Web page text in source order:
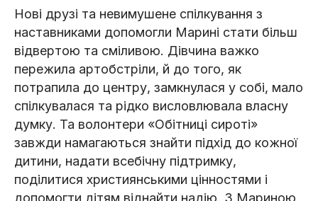
Нові друзі та невимушене спілкування з
наставниками допомогли Марині стати більш
відвертою та сміливою. Дівчина важко
пережила артобстріли, й до того, як
потрапила до центру, замкнулася у собі, мало
спілкувалася та рідко висловлювала власну
думку. Та волонтери «Обітниці сироті»
завжди намагаються знайти підхід до кожної
дитини, надати всебічну підтримку,
поділитися християнськими цінностями і
допомогти дітям віднайти надію. З Мариною